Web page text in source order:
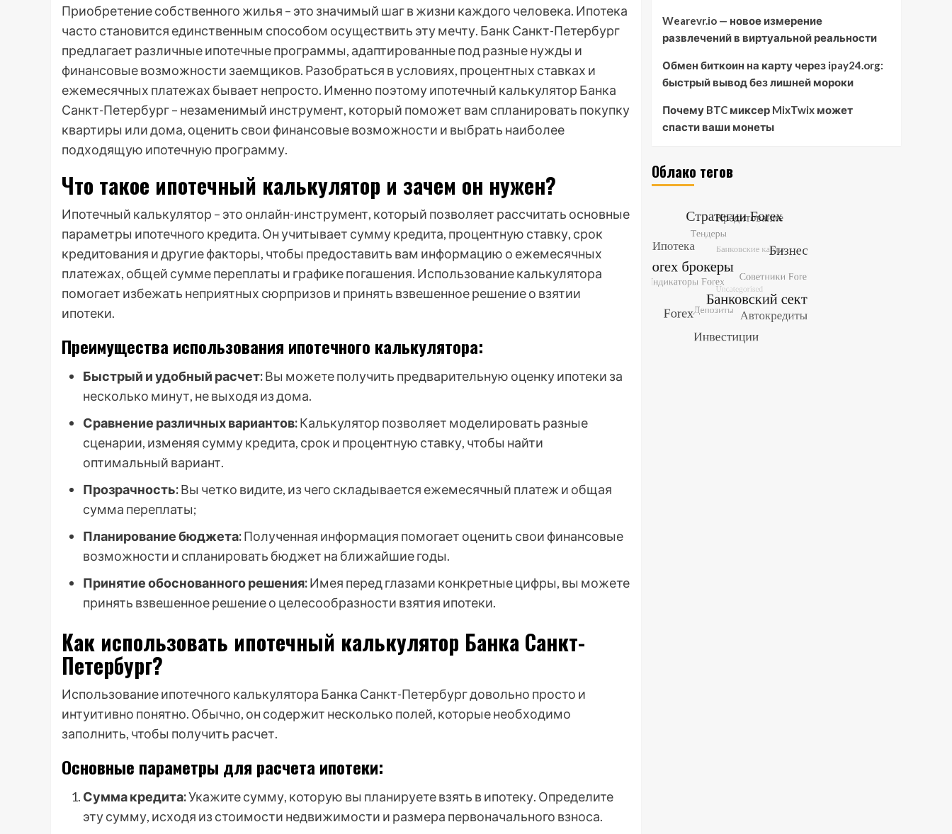
Приобретение собственного жилья – это значимый шаг в жизни каждого человека. Ипотека
часто становится единственным способом осуществить эту мечту. Банк Санкт-Петербург
предлагает различные ипотечные программы, адаптированные под разные нужды и
финансовые возможности заемщиков. Разобраться в условиях, процентных ставках и
ежемесячных платежах бывает непросто. Именно поэтому ипотечный калькулятор Банка
Санкт-Петербург – незаменимый инструмент, который поможет вам спланировать покупку
квартиры или дома, оценить свои финансовые возможности и выбрать наиболее
подходящую ипотечную программу.
Что такое ипотечный калькулятор и зачем он нужен?
Ипотечный калькулятор – это онлайн-инструмент, который позволяет рассчитать основные
параметры ипотечного кредита. Он учитывает сумму кредита, процентную ставку, срок
кредитования и другие факторы, чтобы предоставить вам информацию о ежемесячных
платежах, общей сумме переплаты и графике погашения. Использование калькулятора
помогает избежать неприятных сюрпризов и принять взвешенное решение о взятии
ипотеки.
Преимущества использования ипотечного калькулятора:
Быстрый и удобный расчет:Вы можете получить предварительную оценку ипотеки за
несколько минут, не выходя из дома.
Сравнение различных вариантов:Калькулятор позволяет моделировать разные
сценарии, изменяя сумму кредита, срок и процентную ставку, чтобы найти
оптимальный вариант.
Прозрачность:Вы четко видите, из чего складывается ежемесячный платеж и общая
сумма переплаты;
Планирование бюджета:Полученная информация помогает оценить свои финансовые
возможности и спланировать бюджет на ближайшие годы.
Принятие обоснованного решения:Имея перед глазами конкретные цифры, вы можете
принять взвешенное решение о целесообразности взятия ипотеки.
Как использовать ипотечный калькулятор Банка Санкт-
Петербург?
Использование ипотечного калькулятора Банка Санкт-Петербург довольно просто и
интуитивно понятно. Обычно, он содержит несколько полей, которые необходимо
заполнить, чтобы получить расчет.
Основные параметры для расчета ипотеки:
Сумма кредита:Укажите сумму, которую вы планируете взять в ипотеку. Определите
эту сумму, исходя из стоимости недвижимости и размера первоначального взноса.
Wearevr.io — новое измерение
развлечений в виртуальной реальности
Обмен биткоин на карту через ipay24.org:
быстрый вывод без лишней мороки
Почему BTC миксер MixTwix может
спасти ваши монеты
Облако тегов